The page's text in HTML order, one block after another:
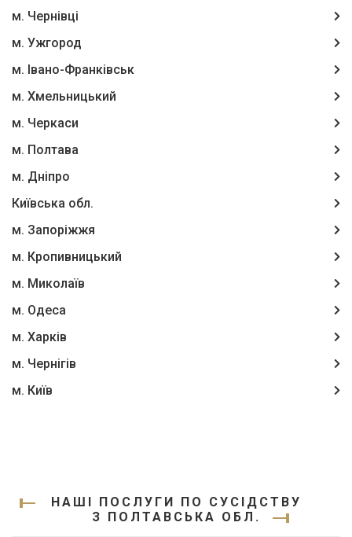
м. Чернівці
м. Ужгород
м. Івано-Франківськ
м. Хмельницький
м. Черкаси
м. Полтава
м. Дніпро
Київська обл.
м. Запоріжжя
м. Кропивницький
м. Миколаїв
м. Одеса
м. Харків
м. Чернігів
м. Київ
НАШІ ПОСЛУГИ ПО СУСІДСТВУ
З ПОЛТАВСЬКА ОБЛ.